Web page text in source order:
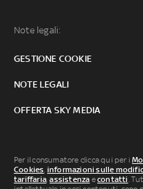
Note legali:
GESTIONE COOKIE
NOTE LEGALI
OFFERTA SKY MEDIA
Per il consumatore clicca qui per i
Cookies, informazioni sulle
tariffaria,assistenza econtatti.